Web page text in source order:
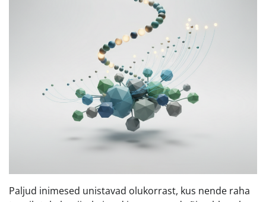
Paljud inimesed unistavad olukorrast, kus nende raha